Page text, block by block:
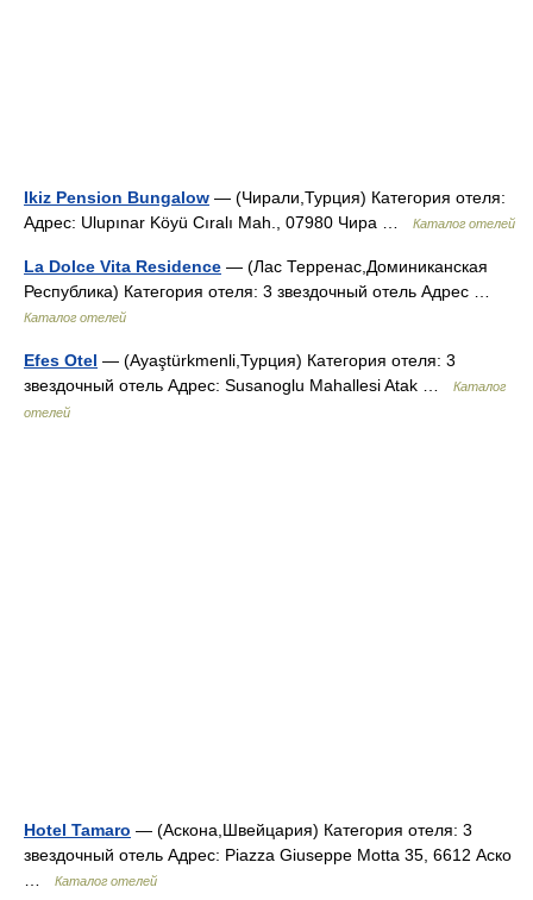
Ikiz Pension Bungalow — (Чирали,Турция) Категория отеля:
Адрес: Ulupınar Köyü Cıralı Mah., 07980 Чира …
Каталог отелей
La Dolce Vita Residence — (Лас Терренас,Доминиканская
Республика) Категория отеля: 3 звездочный отель Адрес …
Каталог отелей
Efes Otel — (Ayaştürkmenli,Турция) Категория отеля: 3
звездочный отель Адрес: Susanoglu Mahallesi Atak …
Каталог
отелей
Hotel Tamaro — (Аскона,Швейцария) Категория отеля: 3
звездочный отель Адрес: Piazza Giuseppe Motta 35, 6612 Аско
Каталог отелей